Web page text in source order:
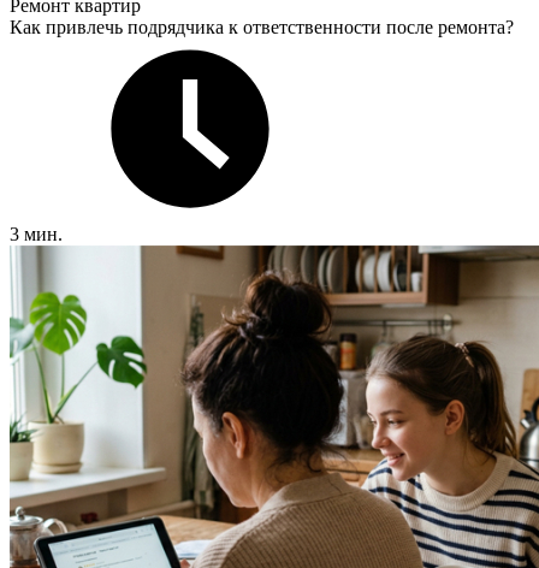
Ремонт квартир
Как привлечь подрядчика к ответственности после ремонта?
3 мин.